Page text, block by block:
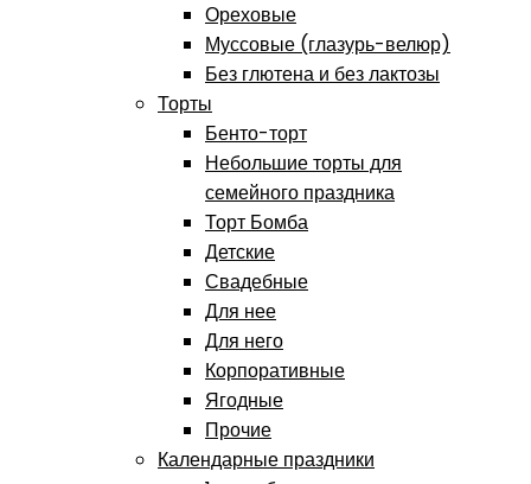
Ореховые
Муссовые (глазурь-велюр)
Без глютена и без лактозы
Торты
Бенто-торт
Небольшие торты для
семейного праздника
Торт Бомба
Детские
Свадебные
Для нее
Для него
Корпоративные
Ягодные
Прочие
Календарные праздники